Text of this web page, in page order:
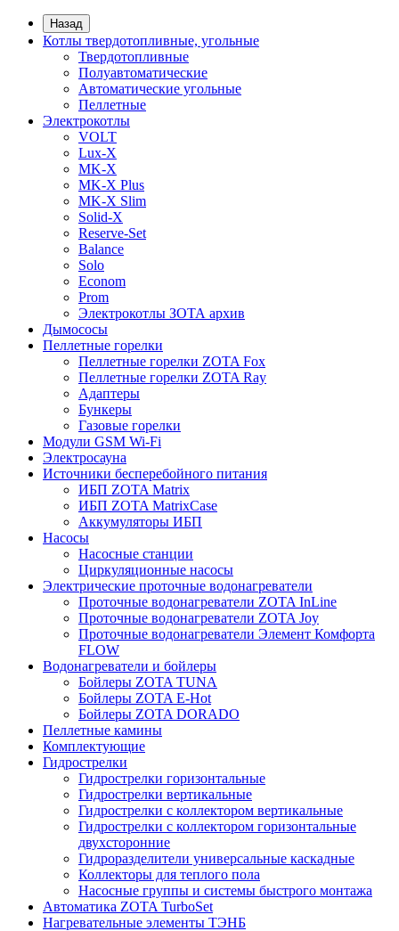
Назад
Котлы твердотопливные, угольные
Твердотопливные
Полуавтоматические
Автоматические угольные
Пеллетные
Электрокотлы
VOLT
Lux-X
MK-X
MK-X Plus
MK-X Slim
Solid-X
Reserve-Set
Balance
Solo
Econom
Prom
Электрокотлы ЗОТА архив
Дымососы
Пеллетные горелки
Пеллетные горелки ZOTA Fox
Пеллетные горелки ZOTA Ray
Адаптеры
Бункеры
Газовые горелки
Модули GSM Wi-Fi
Электросауна
Источники бесперебойного питания
ИБП ZOTA Matrix
ИБП ZOTA MatrixCase
Аккумуляторы ИБП
Насосы
Насосные станции
Циркуляционные насосы
Электрические проточные водонагреватели
Проточные водонагреватели ZOTA InLine
Проточные водонагреватели ZOTA Joy
Проточные водонагреватели Элемент Комфорта
FLOW
Водонагреватели и бойлеры
Бойлеры ZOTA TUNA
Бойлеры ZOTA E-Hot
Бойлеры ZOTA DORADO
Пеллетные камины
Комплектующие
Гидрострелки
Гидрострелки горизонтальные
Гидрострелки вертикальные
Гидрострелки с коллектором вертикальные
Гидрострелки с коллектором горизонтальные
двухсторонние
Гидроразделители универсальные каскадные
Коллекторы для теплого пола
Насосные группы и системы быстрого монтажа
Автоматика ZOTA TurboSet
Нагревательные элементы ТЭНБ